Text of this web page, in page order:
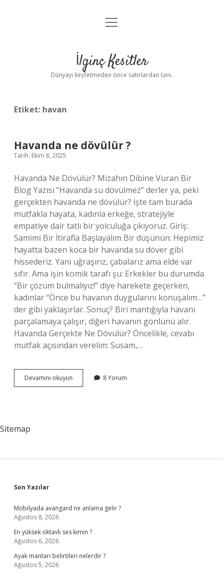
Anasayfa
Yasal Uyarı
menüyü
İlginç Kesitler
Dünyayı keşfetmeden önce satırlardan tanı.
Etiket: havan
Havanda ne dövülür ?
Tarih: Ekim 8, 2025
Havanda Ne Dövülür? Mizahın Dibine Vuran Bir
Blog Yazısı “Havanda su dövülmez” derler ya, peki
gerçekten havanda ne dövülür? İşte tam burada
mutfakla hayata, kadınla erkeğe, stratejiyle
empatiye dair tatlı bir yolculuğa çıkıyoruz. Giriş:
Samimi Bir İtirafla Başlayalım Bir düşünün: Hepimiz
hayatta bazen koca bir havanda su döver gibi
hissederiz. Yani uğraşırız, çabalarız ama elde var
sıfır. Ama işin komik tarafı şu: Erkekler bu durumda
“Bir çözüm bulmalıyız!” diye harekete geçerken,
kadınlar “Önce bu havanın duygularını konuşalım…”
der gibi yaklaşırlar. Sonuç? Biri mantığıyla havanı
parçalamaya çalışır, diğeri havanın gönlünü alır.
Havanda Gerçekte Ne Dövülür? Öncelikle, cevabı
mutfak açısından verelim: Susam,…
Devamını okuyun Havanda
ne
8 Yorum
Sitemap
Sidebar
Son Yazılar
Mobilyada avangard ne anlama gelir ?
Ağustos 8, 2026
En yüksek oktavlı ses kimin ?
Ağustos 6, 2026
Ayak mantarı belirtileri nelerdir ?
Ağustos 5, 2026